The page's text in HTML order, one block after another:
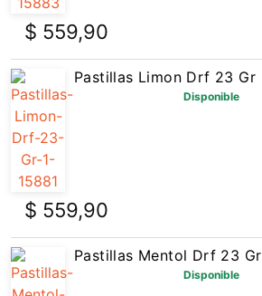
$ 559,90
Pastillas Limon Drf 23 Gr
Disponible
$ 559,90
Pastillas Mentol Drf 23 Gr
Disponible